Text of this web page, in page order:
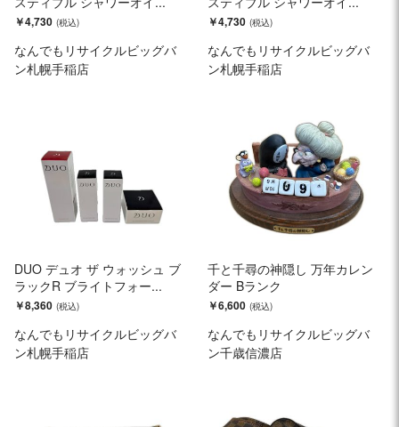
￥4,730
なんでもリサイクルビッグバ
ン札幌手稲店
￥4,730
なんでもリサイクルビッグバ
ン札幌手稲店
DUO デュオ ザ ウォッシュ ブ
ラックR ブライトフォー...
￥8,360
なんでもリサイクルビッグバ
ン札幌手稲店
千と千尋の神隠し 万年カレン
ダー Bランク
￥6,600
なんでもリサイクルビッグバ
ン千歳信濃店